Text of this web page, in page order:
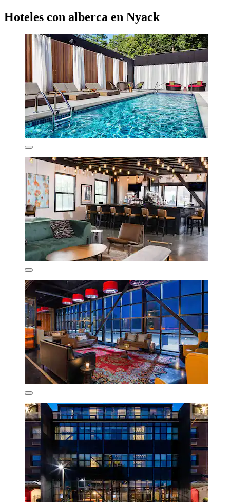
Hoteles con alberca en Nyack